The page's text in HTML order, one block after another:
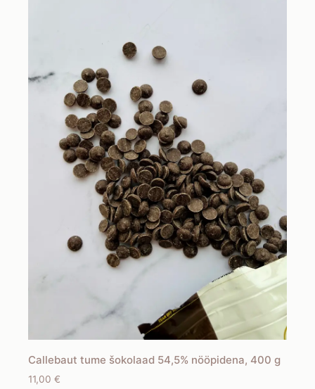
Callebaut tume šokolaad 54,5% nööpidena, 400 g
11,00 €